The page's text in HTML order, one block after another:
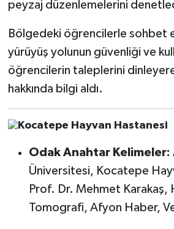
peyzaj düzenlemelerini
Bölgedeki öğrencilerle sohbet
yürüyüş yolunun güvenliği ve
öğrencilerin taleplerini
hakkında bilgi aldı.
Odak Anahtar Kelimeler:
Üniversitesi, Kocatepe
Prof. Dr. Mehmet Karakaş,
Tomografi, Afyon Haber,